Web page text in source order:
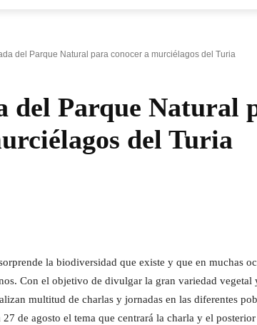
del Parque Natural para conocer a murciélagos del Turia
del Parque Natural
del Turia
la biodiversidad que existe y que en muchas
Con el objetivo de divulgar la gran variedad vegetal
multitud de charlas y jornadas en las diferentes
de agosto el tema que centrará la charla y el